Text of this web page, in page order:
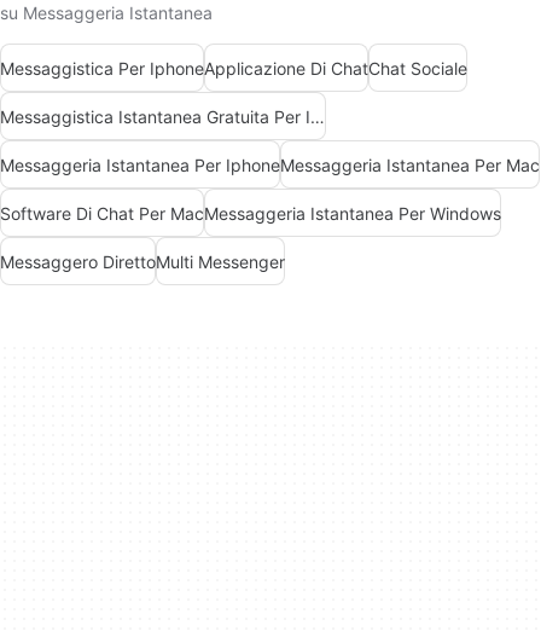
su Messaggeria Istantanea
Messaggistica Per IphoneApplicazione Di ChatChat Sociale
Messaggistica Istantanea Gratuita Per Iphone
Messaggeria Istantanea Per IphoneMessaggeria Istantanea Per Mac
Software Di Chat Per MacMessaggeria Istantanea Per Windows
Messaggero DirettoMulti Messenger